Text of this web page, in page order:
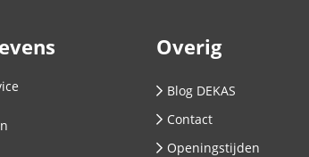
Overig
Blog DEKAS
Contact
Openingstijden